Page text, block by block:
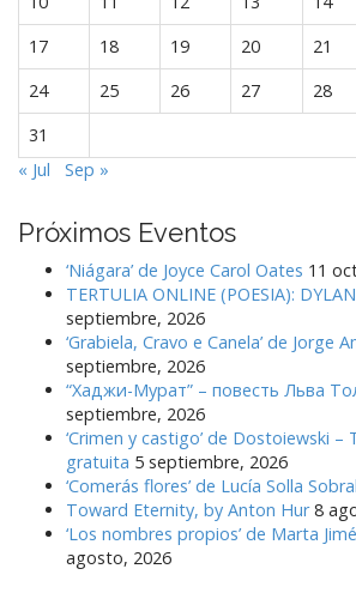
17
18 19 20 21
24
25 26 27 28
31
« Jul
Sep »
Próximos Eventos
‘Niágara’ de Joyce Carol Oates 11
TERTULIA ONLINE (POESIA):
septiembre, 2026
‘Grabiela, Cravo e Canela’ de Jorge
septiembre, 2026
“Хаджи-Мурат” – повесть Льва
septiembre, 2026
‘Crimen y castigo’ de Dostoiewski –
gratuita 5 septiembre, 2026
‘Comerás flores’ de Lucía Solla Sobral
Toward Eternity, by Anton Hur 8
‘Los nombres propios’ de Marta
agosto, 2026